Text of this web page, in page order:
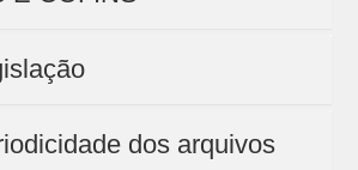
dos arquivos